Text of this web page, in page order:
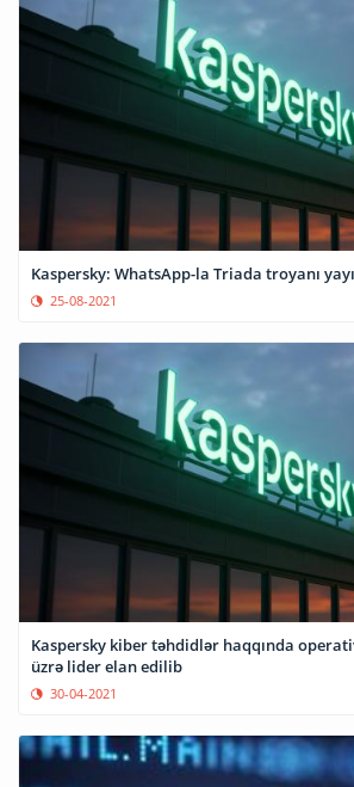
Kaspersky: WhatsApp-la Triada troyanı
25-08-2021
Kaspersky kiber təhdidlər haqqında
üzrə lider elan edilib
30-04-2021